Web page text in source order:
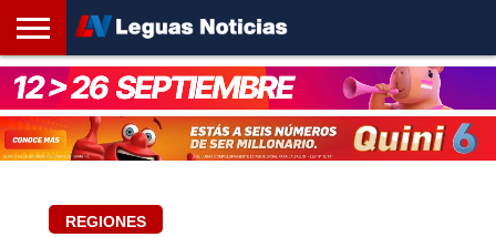
INICIO
SANTA
FE
ROSARIO24
REGIONES
ARGENTINA
OPINIÓN
CONTACTO
REGIONES